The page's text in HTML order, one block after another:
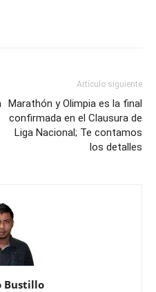
Artículo siguiente
Marathón y Olimpia es la final
confirmada en el Clausura de
Liga Nacional; Te contamos
los detalles
Bustillo